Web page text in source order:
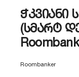
ჭკვიანი
(სმარტ
Roombanker